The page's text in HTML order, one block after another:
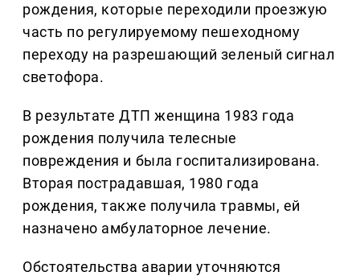
рождения, которые переходили проезжую
часть по регулируемому пешеходному
переходу на разрешающий зеленый сигнал
светофора.
В результате ДТП женщина 1983 года
рождения получила телесные
повреждения и была госпитализирована.
Вторая пострадавшая, 1980 года
рождения, также получила травмы, ей
назначено амбулаторное лечение.
Обстоятельства аварии уточняются